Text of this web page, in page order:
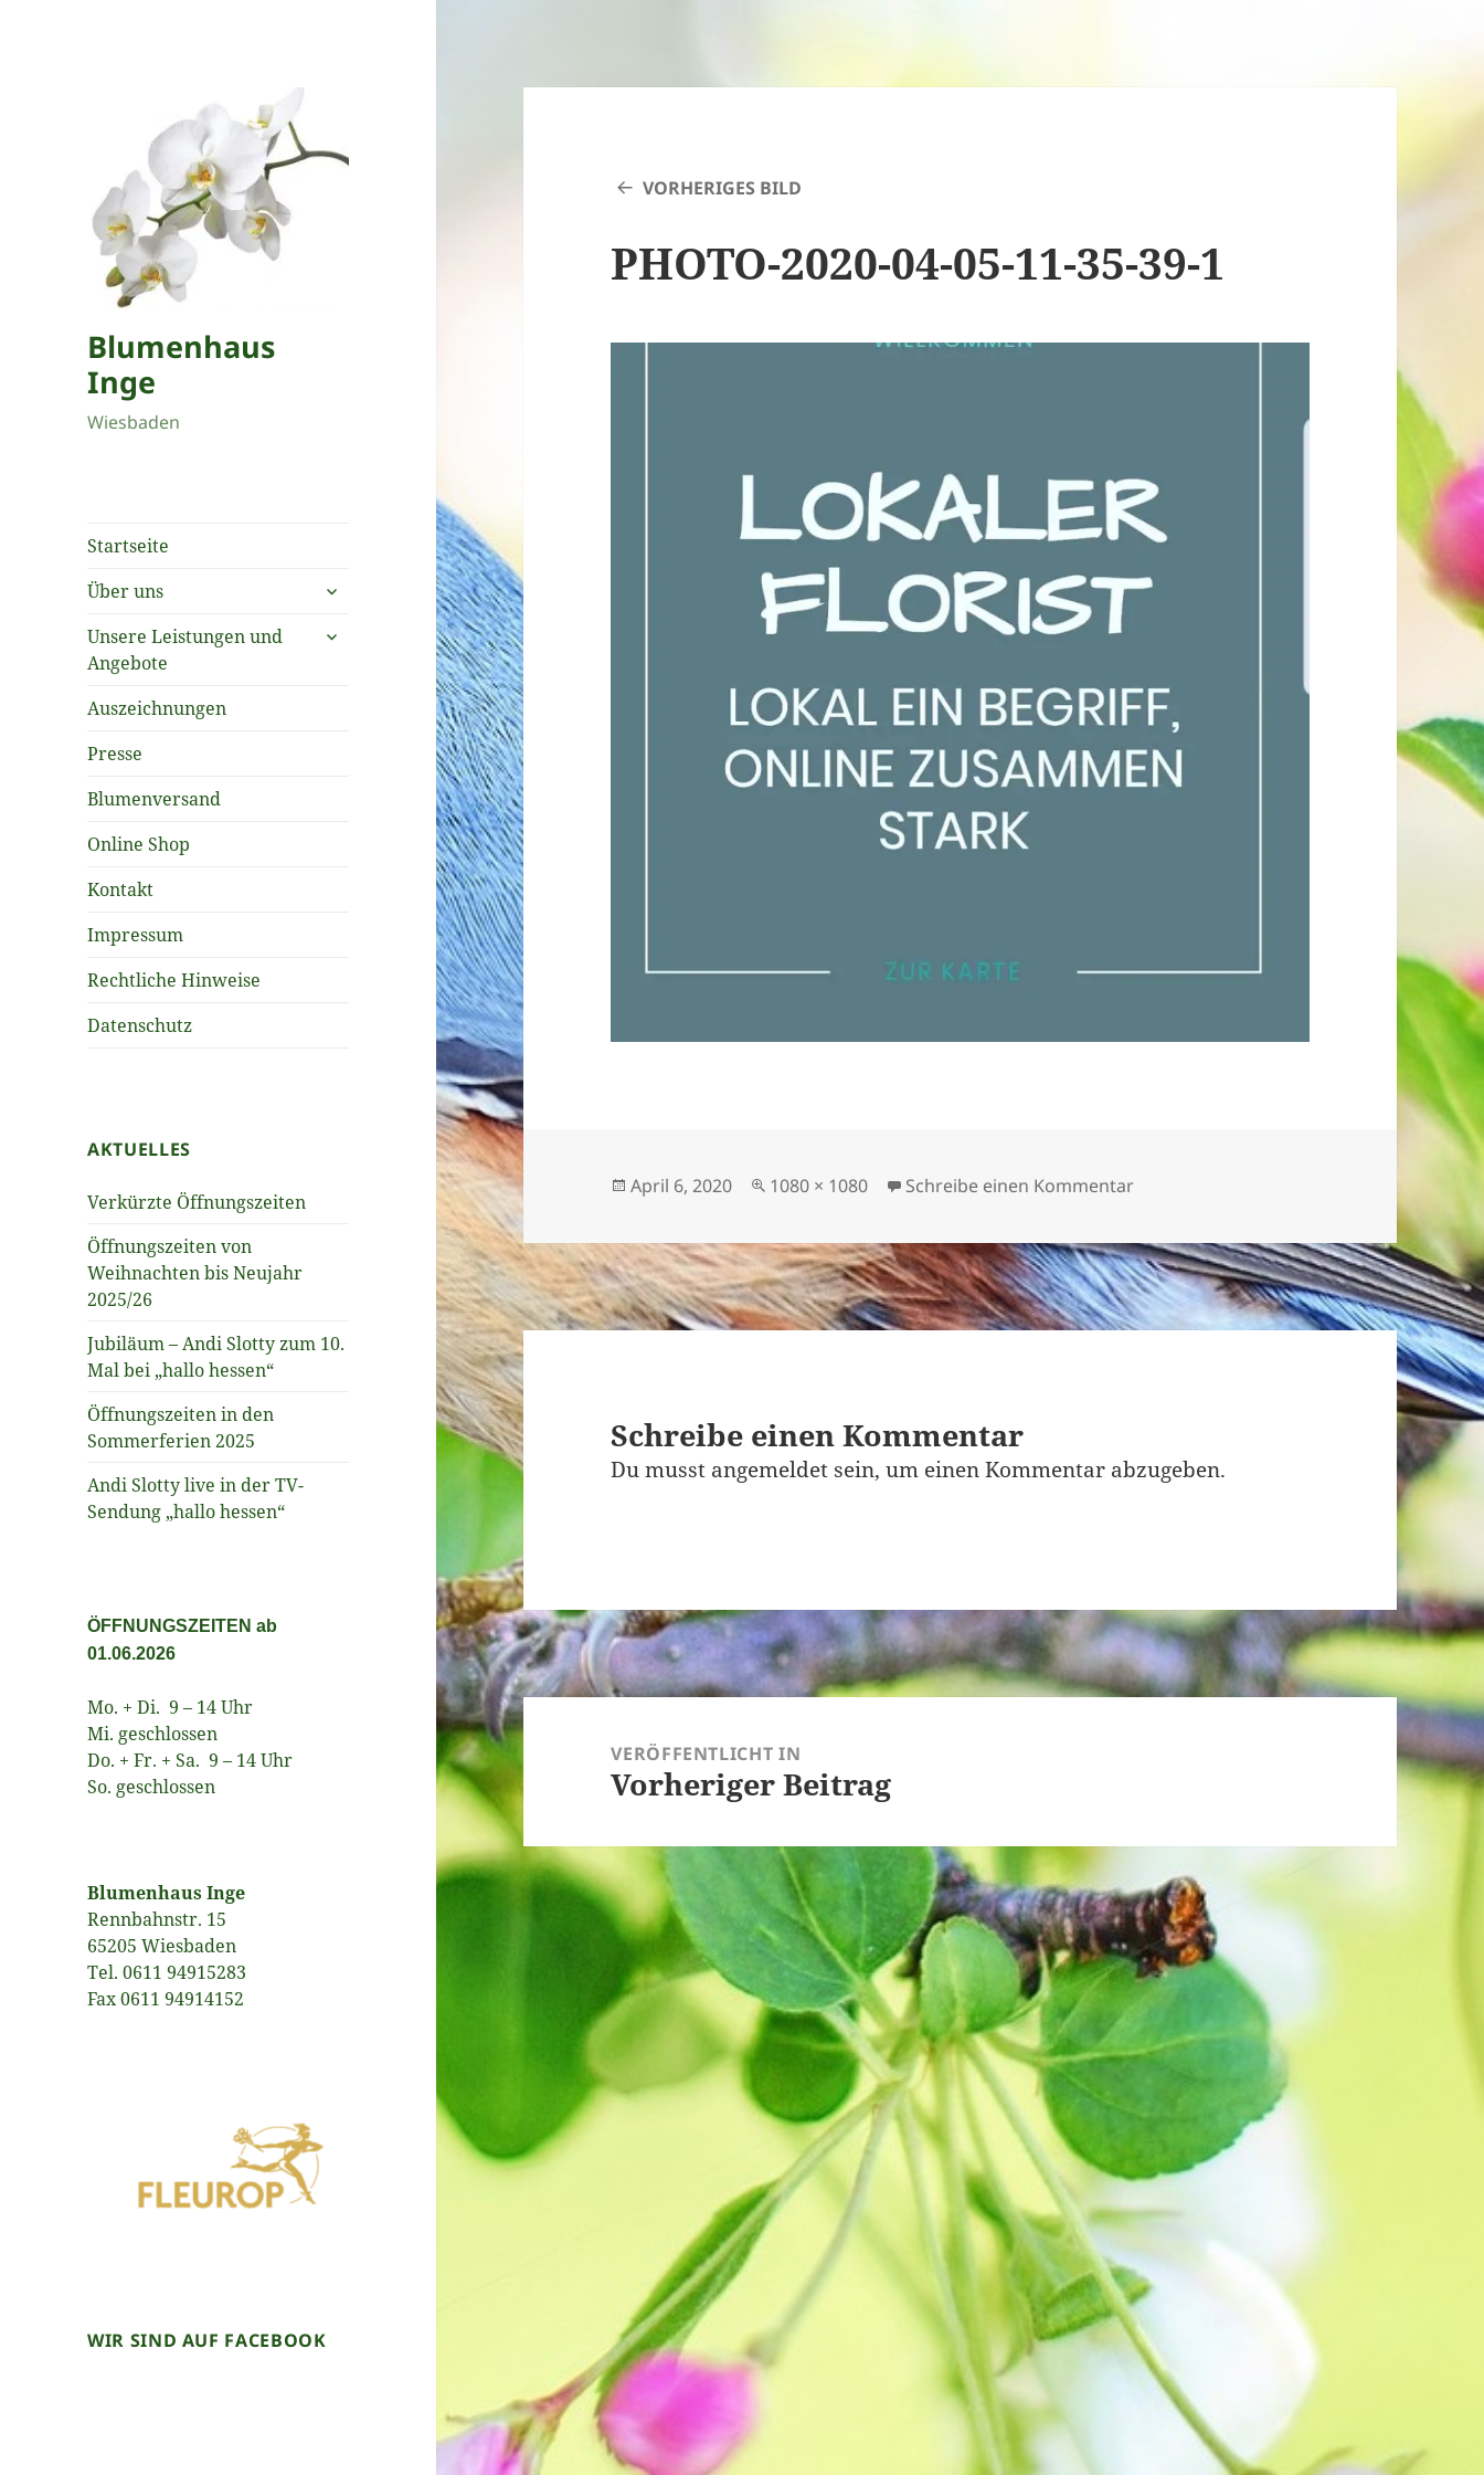
Blumenhaus
Inge
Wiesbaden
Startseite
Über uns
untermenü
öffnen
Unsere Leistungen und
Angebote
untermenü
Auszeichnungen
Presse
Blumenversand
Online Shop
Kontakt
Impressum
Rechtliche Hinweise
Datenschutz
AKTUELLES
Verkürzte Öffnungszeiten
Öffnungszeiten von
Weihnachten bis Neujahr
2025/26
Jubiläum – Andi Slotty zum 10.
Mal bei „hallo hessen“
Öffnungszeiten in den
Sommerferien 2025
Andi Slotty live in der TV-
Sendung „hallo hessen“
ÖFFNUNGSZEITEN ab
01.06.2026
Mo. + Di. 9 – 14 Uhr
Mi. geschlossen
Do. + Fr. + Sa. 9 – 14 Uhr
So. geschlossen
Blumenhaus Inge
Rennbahnstr. 15
65205 Wiesbaden
Tel. 0611 94915283
Fax 0611 94914152
WIR SIND AUF FACEBOOK
VORHERIGES BILD
PHOTO-2020-04-05-11-35-39-1
Veröffentlicht
April 6, 2020 Originalgröße
1080 × 1080 Schreibe einen Kommentarzu PHOTO-2020-04-05-11-35-39-1
Schreibe einen Kommentar
Du musst angemeldet sein, um einen Kommentar abzugeben.
Beitragsnavigation
VERÖFFENTLICHT IN
Vorheriger Beitrag